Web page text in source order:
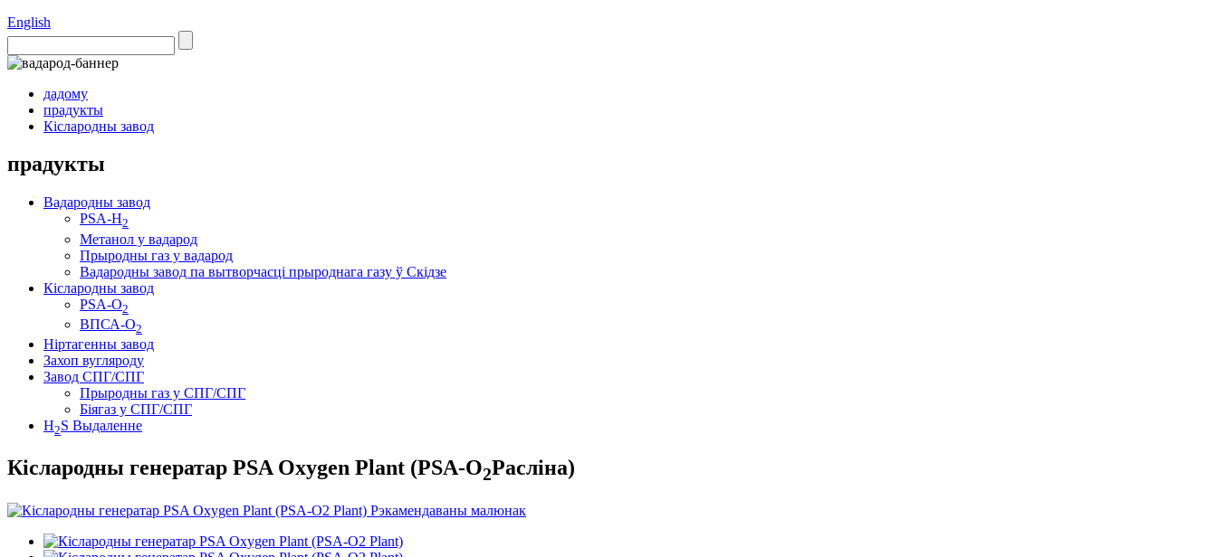
English
дадому
прадукты
Кіслародны завод
прадукты
Вадародны завод
PSA-H2
Метанол у вадарод
Прыродны газ у вадарод
Вадародны завод па вытворчасці прыроднага газу ў Скідзе
Кіслародны завод
PSA-O2
ВПСА-О2
Ніртагенны завод
Захоп вугляроду
Завод СПГ/СПГ
Прыродны газ у СПГ/СПГ
Біягаз у СПГ/СПГ
H2S Выдаленне
Кіслародны генератар PSA Oxygen Plant (PSA-O2Расліна)